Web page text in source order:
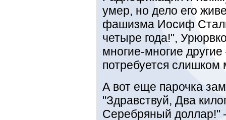
умер, но дело его
фашизма Иосиф
четыре года!",
многие-многие
потребуется слишком
А вот еще парочка
"Здравствуй, Два
Серебряный доллар!"